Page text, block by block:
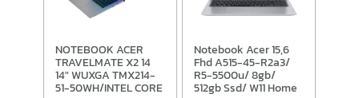
NOTEBOOK ACER
TRAVELMATE X2 14
14" WUXGA TMX214-
51-50WH/INTEL CORE
Notebook Acer 15,6
Fhd A515-45-R2a3/
R5-5500u/ 8gb/
512gb Ssd/ W11 Home